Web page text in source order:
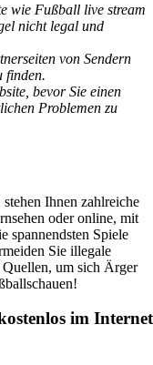
wie Fußball live stream
nicht legal und
von Sendern
finden.
bevor Sie einen
Problemen zu
Ihnen zahlreiche
oder online, mit
spannendsten Spiele
Sie illegale
um sich Ärger
im Internet